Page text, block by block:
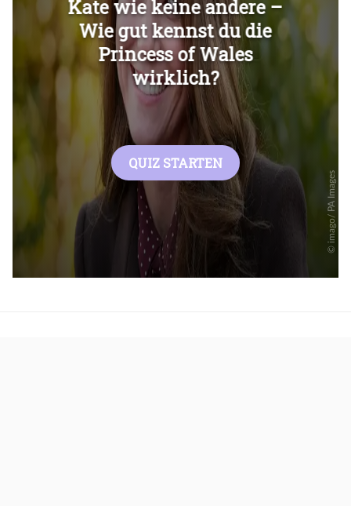
Überspringen